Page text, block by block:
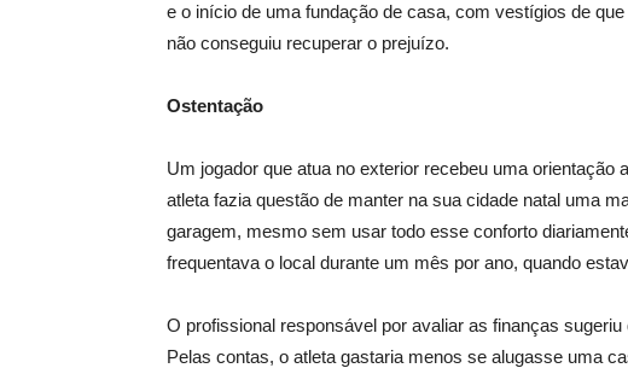
e o início de uma fundação de casa, com vestígios de
não conseguiu recuperar o prejuízo.
Ostentação
Um jogador que atua no exterior recebeu uma
atleta fazia questão de manter na sua cidade natal uma
garagem, mesmo sem usar todo esse conforto
frequentava o local durante um mês por ano, quando
O profissional responsável por avaliar as finanças
Pelas contas, o atleta gastaria menos se alugasse uma